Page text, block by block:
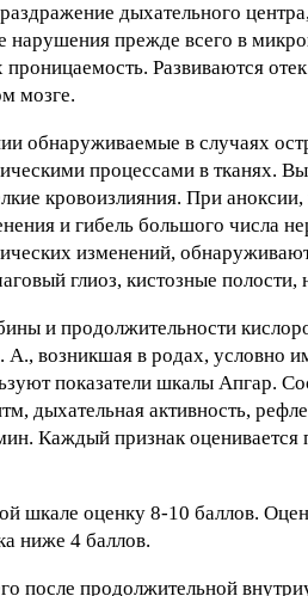
дыхательного
нарушения прежде всего в
Развиваются
мозге.
обнаруживаемые в случаях
процессами в тканях.
кровоизлияния. При
и гибель большого числа
изменений,
глиоз, кистозные
и продолжительности
возникшая в родах, условно
показатели шкалы Апгар.
дыхательная активность,
Каждый признак
оценку 8-10 баллов.
ниже 4 баллов.
после продолжительной